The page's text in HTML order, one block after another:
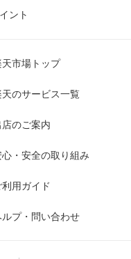
ント
天市場トップ
天のサービス一覧
店のご案内
心・安全の取り組み
利用ガイド
ルプ・問い合わせ